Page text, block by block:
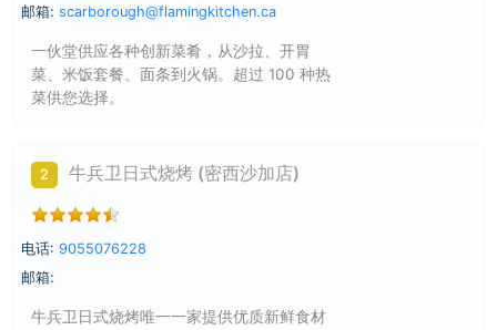
邮箱: scarborough@flamingkitchen.ca
一伙堂供应各种创新菜肴，从沙拉、开胃
菜、米饭套餐、面条到火锅。超过 100 种热
菜供您选择。
2 牛兵卫日式烧烤 (密西沙加店)
电话: 9055076228
邮箱:
牛兵卫日式烧烤唯一一家提供优质新鲜食材